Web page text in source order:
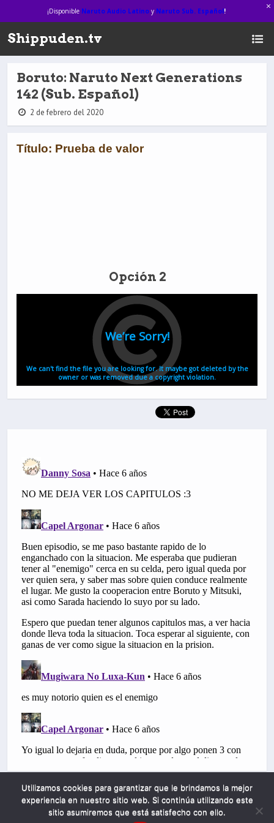
¡Disponible Naruto Audio Latinoy Naruto Sub. Español!
Shippuden.tv
Boruto: Naruto Next Generations
142 (Sub. Español)
2 de febrero del 2020
Título: Prueba de valor
Opción 2
Utilizamos cookies para garantizar que le brindamos la mejor
experiencia en nuestro sitio web. Si continúa utilizando este
sitio asumiremos que está satisfecho con ello.